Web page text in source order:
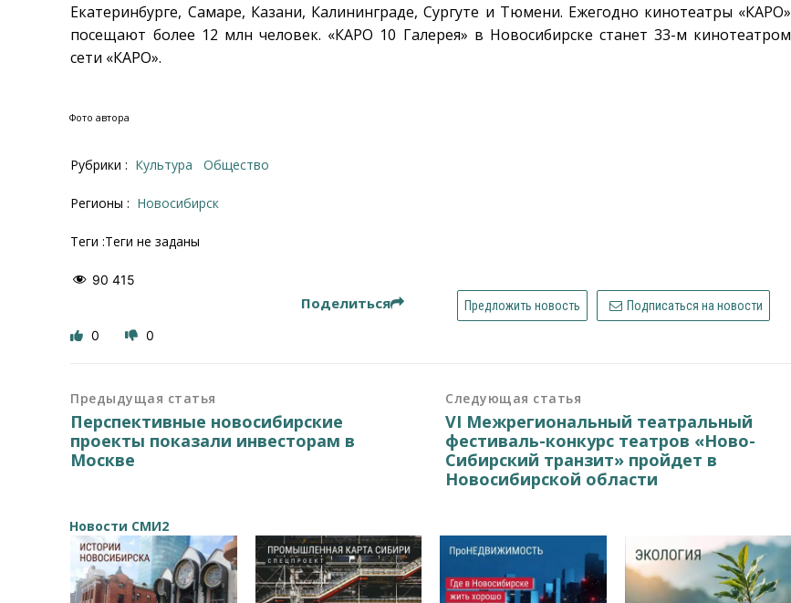
Екатеринбурге, Самаре, Казани, Калининграде, Сургуте и Тюмени. Ежегодно кинотеатры «КАРО»
посещают более 12 млн человек. «КАРО 10 Галерея» в Новосибирске станет 33-м кинотеатром
сети «КАРО».
Фото автора
Рубрики : Культура Общество
Регионы : Новосибирск
Теги :Теги не заданы
90 415
Поделиться Предложить новость Подписаться на новости
0 0
Предыдущая статья
Перспективные новосибирские
проекты показали инвесторам в
Москве
Следующая статья
VI Межрегиональный театральный
фестиваль-конкурс театров «Ново-
Сибирский транзит» пройдет в
Новосибирской области
Новости СМИ2